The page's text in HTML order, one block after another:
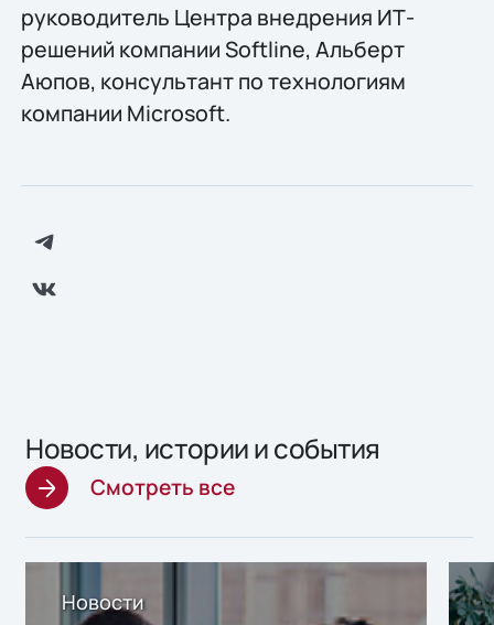
руководитель Центра внедрения ИТ-
решений компании Softline, Альберт
Аюпов, консультант по технологиям
компании Microsoft.
Новости, истории и события
Смотреть все
Новости